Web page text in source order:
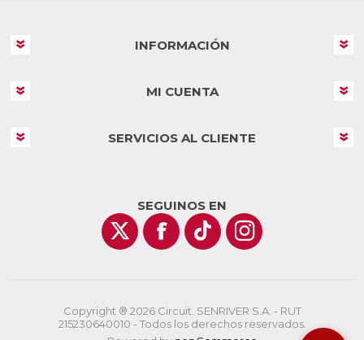
INFORMACIÓN
MI CUENTA
SERVICIOS AL CLIENTE
SEGUINOS EN
Copyright ® 2026 Circuit. SENRIVER S.A. - RUT
215230640010 - Todos los derechos reservados.